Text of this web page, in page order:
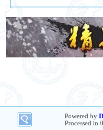
Powered by
Processed in